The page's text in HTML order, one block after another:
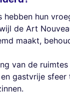
hebben hun
de Art
maakt,
van de
gastvrije sfeer